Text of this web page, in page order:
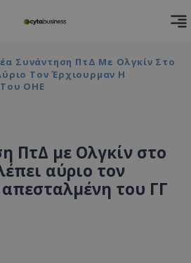
Συνάντηση ΠτΔ Με Ολγκίν Στο
Τον Έρχιουρμαν Η
ΟΗΕ
ΠτΔ με Ολγκίν στο
αύριο τον
του ΓΓ